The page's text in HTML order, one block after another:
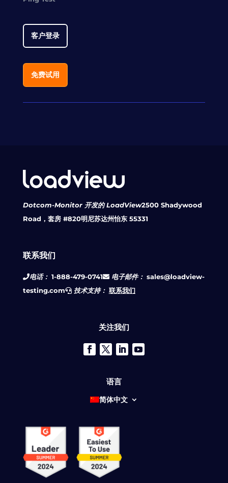
客户登录
免费试用
Dotcom-Monitor 开发的 LoadView2500 Shadywood
Road，套房 #820明尼苏达州怡东 55331
联系我们
电话： 1-888-479-0741 电子邮件： sales@loadview-
testing.com
技术支持： 联系我们
关注我们
语言
简体中文